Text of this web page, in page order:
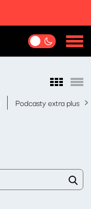
Podcasty extra plus